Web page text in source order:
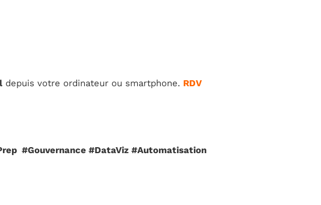
depuis votre ordinateur ou smartphone. RDV
#Gouvernance #DataViz #Automatisation